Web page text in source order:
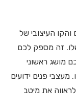
העיצובי של
זה מספק לכם
מושג ראשוני
מעצבי פנים ידועים
לראווה את מיטב